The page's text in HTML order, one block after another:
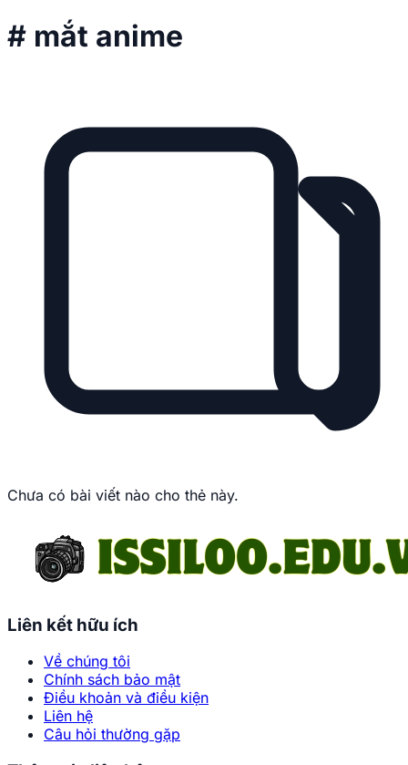
# mắt anime
Chưa có bài viết nào cho thẻ này.
Liên kết hữu ích
Về chúng tôi
Chính sách bảo mật
Điều khoản và điều kiện
Liên hệ
Câu hỏi thường gặp